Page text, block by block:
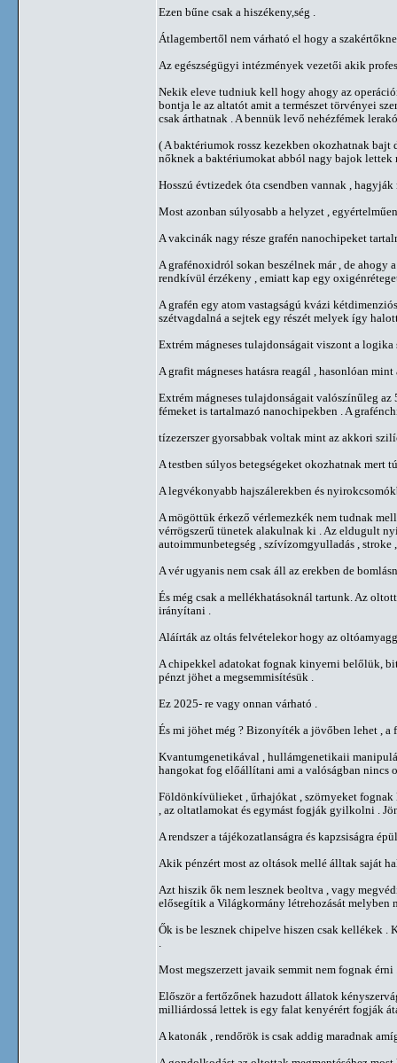
Ezen bűne csak a hiszékeny,ség .
Átlagembertől nem várható el hogy a
Az egészségügyi intézmények vezetői akik
Nekik eleve tudniuk kell hogy ahogy az
bontja le az altatót amit a természet törvényei
csak árthatnak . A bennük levő nehézfémek
( A baktériumok rossz kezekben okozhatnak
nőknek a baktériumokat abból nagy bajok
Hosszú évtizedek óta csendben vannak , hagyják
Most azonban súlyosabb a helyzet ,
A vakcinák nagy része grafén nanochipeket
A grafénoxidról sokan beszélnek már , de ahogy
rendkívül érzékeny , emiatt kap egy
A grafén egy atom vastagságú kvázi
szétvagdalná a sejtek egy részét melyek így
Extrém mágneses tulajdonságait viszont a
A grafit mágneses hatásra reagál , hasonlóan mint
Extrém mágneses tulajdonságait valószínűleg
fémeket is tartalmazó nanochipekben . A
tízezerszer gyorsabbak voltak mint az akkori
A testben súlyos betegségeket okozhatnak mert
A legvékonyabb hajszálerekben és
A mögöttük érkező vérlemezkék nem tudnak
vérrögszerű tünetek alakulnak ki . Az eldugult
autoimmunbetegség , szívízomgyulladás , stroke
A vér ugyanis nem csak áll az erekben de
És még csak a mellékhatásoknál tartunk. Az
irányítani .
Aláírták az oltás felvételekor hogy az
A chipekkel adatokat fognak kinyerni belőlük,
pénzt jöhet a megsemmisítésük .
Ez 2025- re vagy onnan várható .
És mi jöhet még ? Bizonyíték a jövőben lehet ,
Kvantumgenetikával , hullámgenetikaii
hangokat fog előállítani ami a valóságban nincs
Földönkívülieket , űrhajókat , szörnyeket
, az oltatlamokat és egymást fogják gyilkolni .
A rendszer a tájékozatlanságra és kapzsiságra
Akik pénzért most az oltások mellé álltak saját
Azt hiszik ők nem lesznek beoltva , vagy
elősegítik a Világkormány létrehozását melyben
Ők is be lesznek chipelve hiszen csak kellékek .
Most megszerzett javaik semmit nem fognak érni
Először a fertőzőnek hazudott állatok
milliárdossá lettek is egy falat kenyérért fogják
A katonák , rendőrök is csak addig maradnak